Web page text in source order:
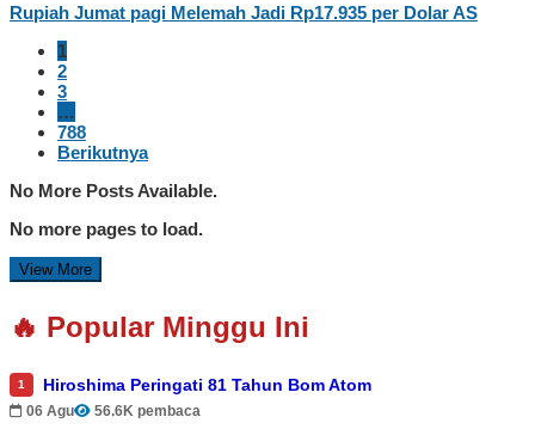
Rupiah Jumat pagi Melemah Jadi Rp17.935 per Dolar AS
1
2
3
…
788
Berikutnya
No More Posts Available.
No more pages to load.
View More
🔥 Popular Minggu Ini
1 Hiroshima Peringati 81 Tahun Bom Atom
06 Agu 56.6K pembaca